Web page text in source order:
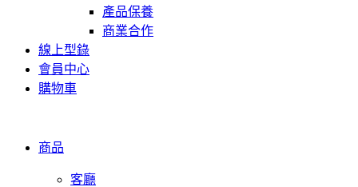
產品保養
商業合作
線上型錄
會員中心
購物車
商品
客廳